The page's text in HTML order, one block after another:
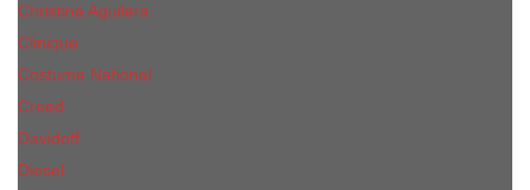
Christina Aguilera
Сliniquе
Costume National
Creed
Davidoff
Diesel